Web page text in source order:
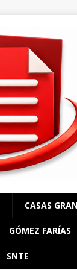
CASAS
GÓMEZ FARÍAS
SNTE